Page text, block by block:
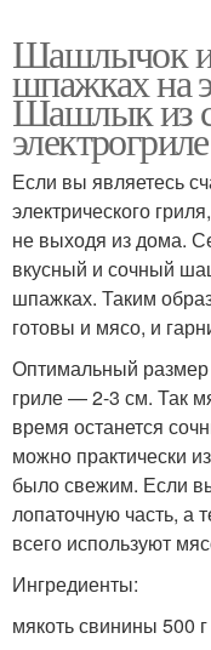
Шашлычок
шпажках на
Шашлык из
электрогриле
Если вы являетесь
электрического
не выходя из дома.
вкусный и сочный
шпажках. Таким
готовы и мясо, и
Оптимальный
гриле — 2-3 см. Так
время останется
можно практически
было свежим. Если
лопаточную часть, а
всего используют
Ингредиенты:
мякоть свинины 500 г